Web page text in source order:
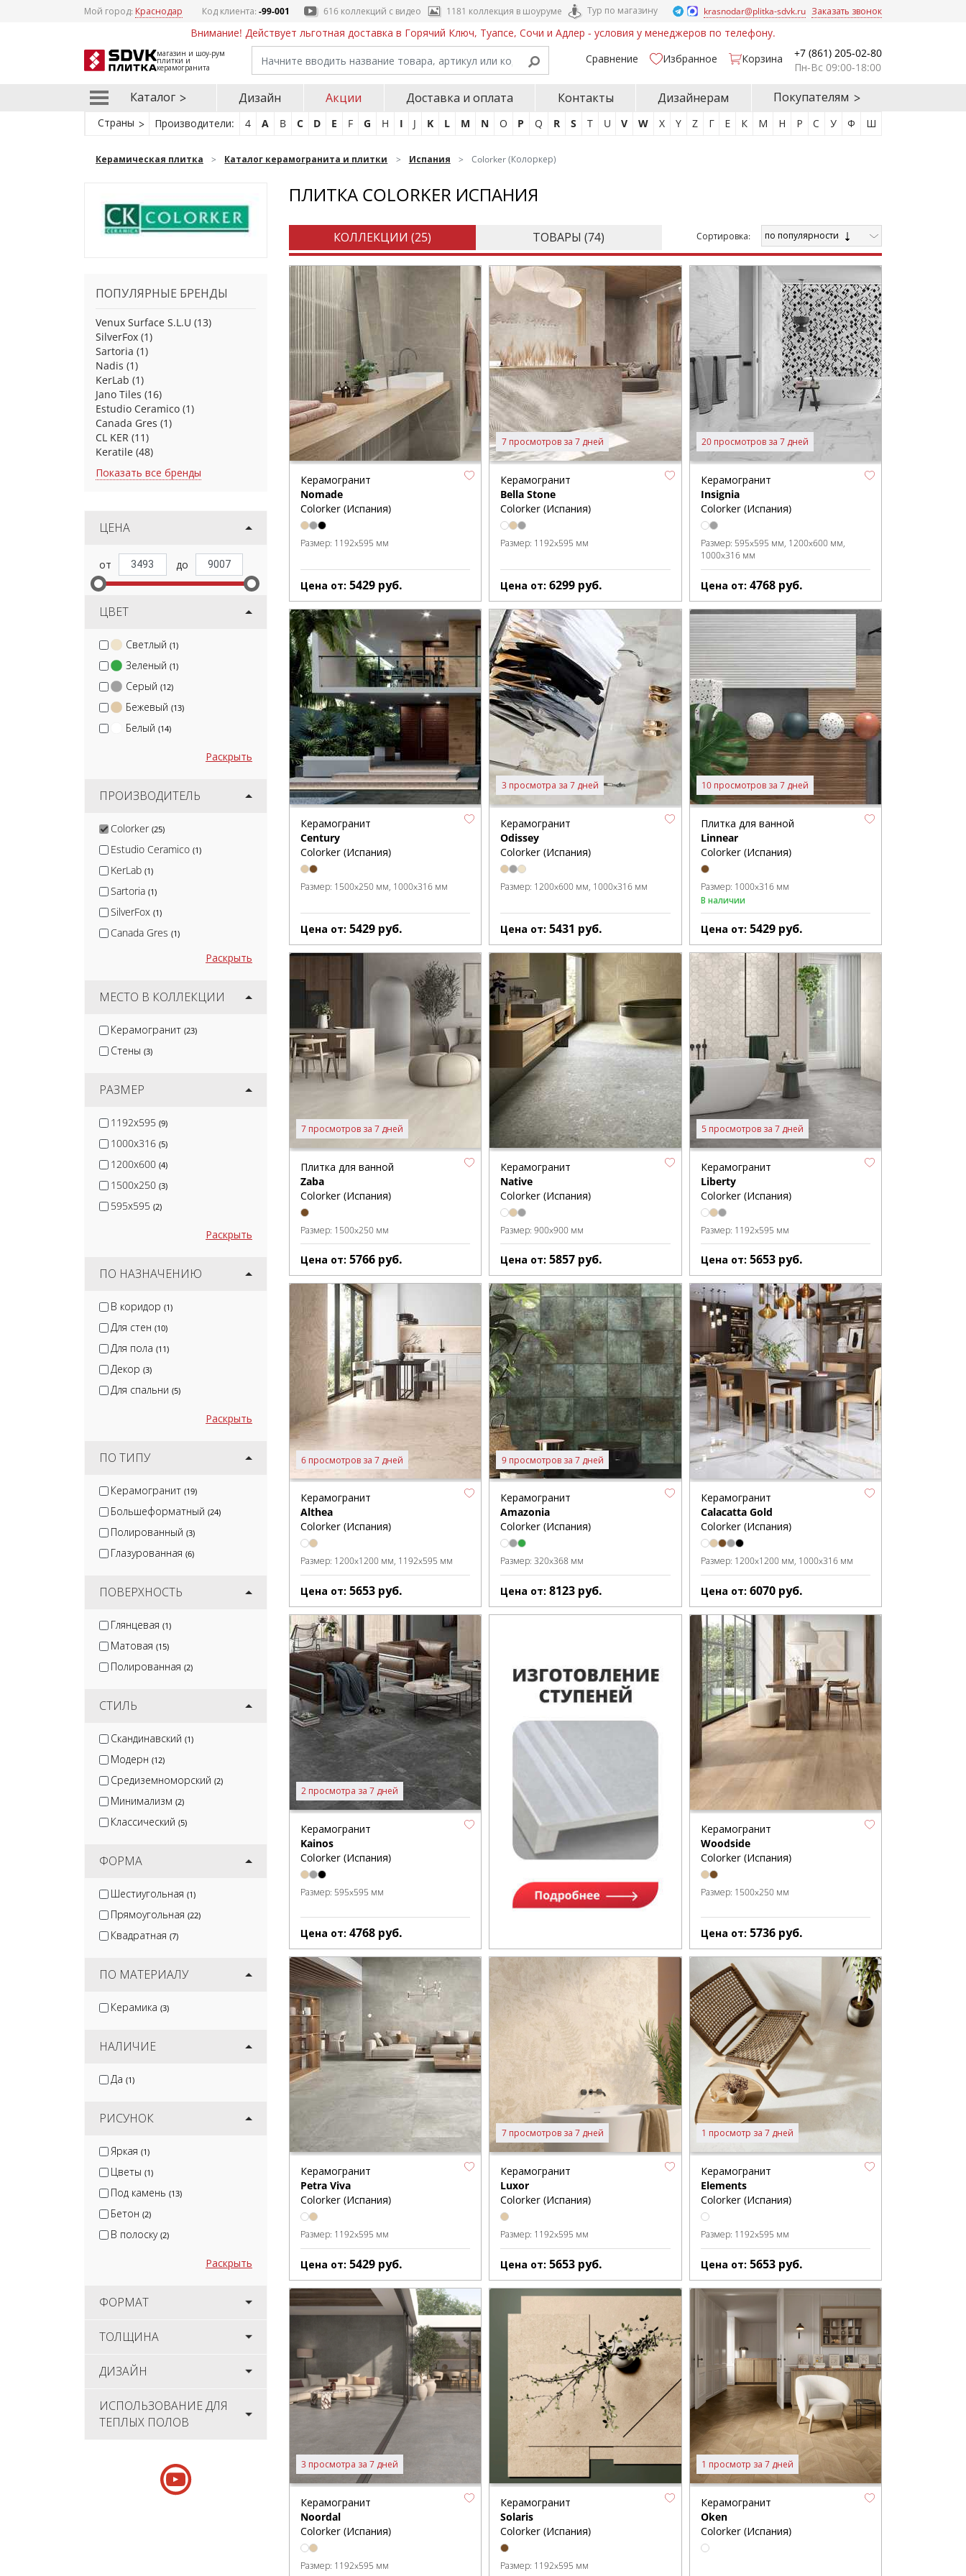
Мой город: Краснодар Код клиента:-99-001 616 коллекций с видео 1181 коллекция в шоуруме Тур по магазину krasnodar@plitka-sdvk.ru Заказать звонок
Внимание! Действует льготная доставка в Горячий Ключ, Туапсе, Сочи и Адлер - условия у менеджеров по телефону.
магазин и шоу-рум
плитки и
керамогранита
Сравнение Избранное Корзина
+7 (861) 205-02-80
Пн-Вс 09:00-18:00
Каталог Дизайн Акции Доставка и оплата Контакты Дизайнерам Покупателям
Страны Производители: 4 A B C D E F G H I J K L M N O P Q R S T U V W X Y Z Г Е К М Н Р С У Ф Ш
Керамическая плитка Каталог керамогранита и плитки Испания Colorker (Колоркер)
ПОПУЛЯРНЫЕ БРЕНДЫ
Venux Surface S.L.U (13)
SilverFox (1)
Sartoria (1)
Nadis (1)
KerLab (1)
Jano Tiles (16)
Estudio Ceramico (1)
Canada Gres (1)
CL KER (11)
Keratile (48)
Показать все бренды
ЦЕНА
ЦВЕТ
Светлый (1)
Зеленый (1)
Серый (12)
Бежевый (13)
Белый (14)
Раскрыть
ПРОИЗВОДИТЕЛЬ
Colorker (25)
Estudio Ceramico (1)
KerLab (1)
Sartoria (1)
SilverFox (1)
Canada Gres (1)
Venux Surface S.L.U (13)
Keratile (48)
Monopole
Раскрыть
МЕСТО В КОЛЛЕКЦИИ
Керамогранит (23)
Стены (3)
РАЗМЕР
1192x595 (9)
1000x316 (5)
1200x600 (4)
1500x250 (3)
595x595 (2)
Раскрыть
ПО НАЗНАЧЕНИЮ
В коридор (1)
Для стен (10)
Для пола (11)
Декор (3)
Для спальни (5)
Раскрыть
ПО ТИПУ
Керамогранит (19)
Большеформатный (24)
Полированный (3)
Глазурованная (6)
ПОВЕРХНОСТЬ
Глянцевая (1)
Матовая (15)
Полированная (2)
СТИЛЬ
Скандинавский (1)
Модерн (12)
Средиземноморский (2)
Минимализм (2)
Классический (5)
ФОРМА
Шестиугольная (1)
Прямоугольная (22)
Квадратная (7)
ПО МАТЕРИАЛУ
Керамика (3)
НАЛИЧИЕ
Да (1)
РИСУНОК
Яркая (1)
Цветы (1)
Под камень (13)
Бетон (2)
В полоску (2)
Раскрыть
ФОРМАТ
ТОЛЩИНА
ДИЗАЙН
ИСПОЛЬЗОВАНИЕ ДЛЯ
ТЕПЛЫХ ПОЛОВ
ПЛИТКА COLORKER ИСПАНИЯ
КОЛЛЕКЦИИ (25) ТОВАРЫ (74) Cортировка: по популярности
Керамогранит
Nomade
Colorker (Испания)
Размер: 1192x595 мм
Цена от: 5429 руб.
7 просмотров за 7 дней
Керамогранит
Bella Stone
Colorker (Испания)
Размер: 1192x595 мм
Цена от:6299 руб.
20 просмотров за 7 дней
Керамогранит
Insignia
Colorker (Испания)
Размер: 595x595 мм 1200x600 мм
1000x316 мм
Цена от: 4768 руб.
Керамогранит
Century
Colorker (Испания)
Размер: 1500x250 мм 1000x316 мм
Цена от: 5429 руб.
3 просмотра за 7 дней
Керамогранит
Odissey
Colorker (Испания)
Размер: 1200x600 мм 1000x316 мм
Цена от:5431 руб.
10 просмотров за 7 дней
Плитка для ванной
Linnear
Colorker (Испания)
Размер: 1000x316 мм
В наличии
Цена от: 5429 руб.
7 просмотров за 7 дней
Плитка для ванной
Zaba
Colorker (Испания)
Размер: 1500x250 мм
Цена от: 5766 руб.
Керамогранит
Native
Colorker (Испания)
Размер:900x900 мм
Цена от:5857 руб.
5 просмотров за 7 дней
Керамогранит
Liberty
Colorker (Испания)
Размер: 1192x595 мм
Цена от: 5653 руб.
6 просмотров за 7 дней
Керамогранит
Althea
Colorker (Испания)
Размер: 1200x1200 мм 1192x595 мм
Цена от: 5653 руб.
9 просмотров за 7 дней
Керамогранит
Amazonia
Colorker (Испания)
Размер:320x368 мм
Цена от:8123 руб.
Керамогранит
Calacatta Gold
Colorker (Испания)
Размер: 1200x1200 мм 1000x316 мм
Цена от: 6070 руб.
2 просмотра за 7 дней
Керамогранит
Kainos
Colorker (Испания)
Размер: 595x595 мм
Цена от: 4768 руб.
Керамогранит
Woodside
Colorker (Испания)
Размер: 1500x250 мм
Цена от: 5736 руб.
Керамогранит
Petra Viva
Colorker (Испания)
Размер: 1192x595 мм
Цена от: 5429 руб.
7 просмотров за 7 дней
Керамогранит
Luxor
Colorker (Испания)
Размер: 1192x595 мм
Цена от:5653 руб.
1 просмотр за 7 дней
Керамогранит
Elements
Colorker (Испания)
Размер: 1192x595 мм
Цена от: 5653 руб.
3 просмотра за 7 дней
Керамогранит
Noordal
Colorker (Испания)
Размер: 1192x595 мм
Керамогранит
Solaris
Colorker (Испания)
Размер: 1192x595 мм
1 просмотр за 7 дней
Керамогранит
Oken
Colorker (Испания)